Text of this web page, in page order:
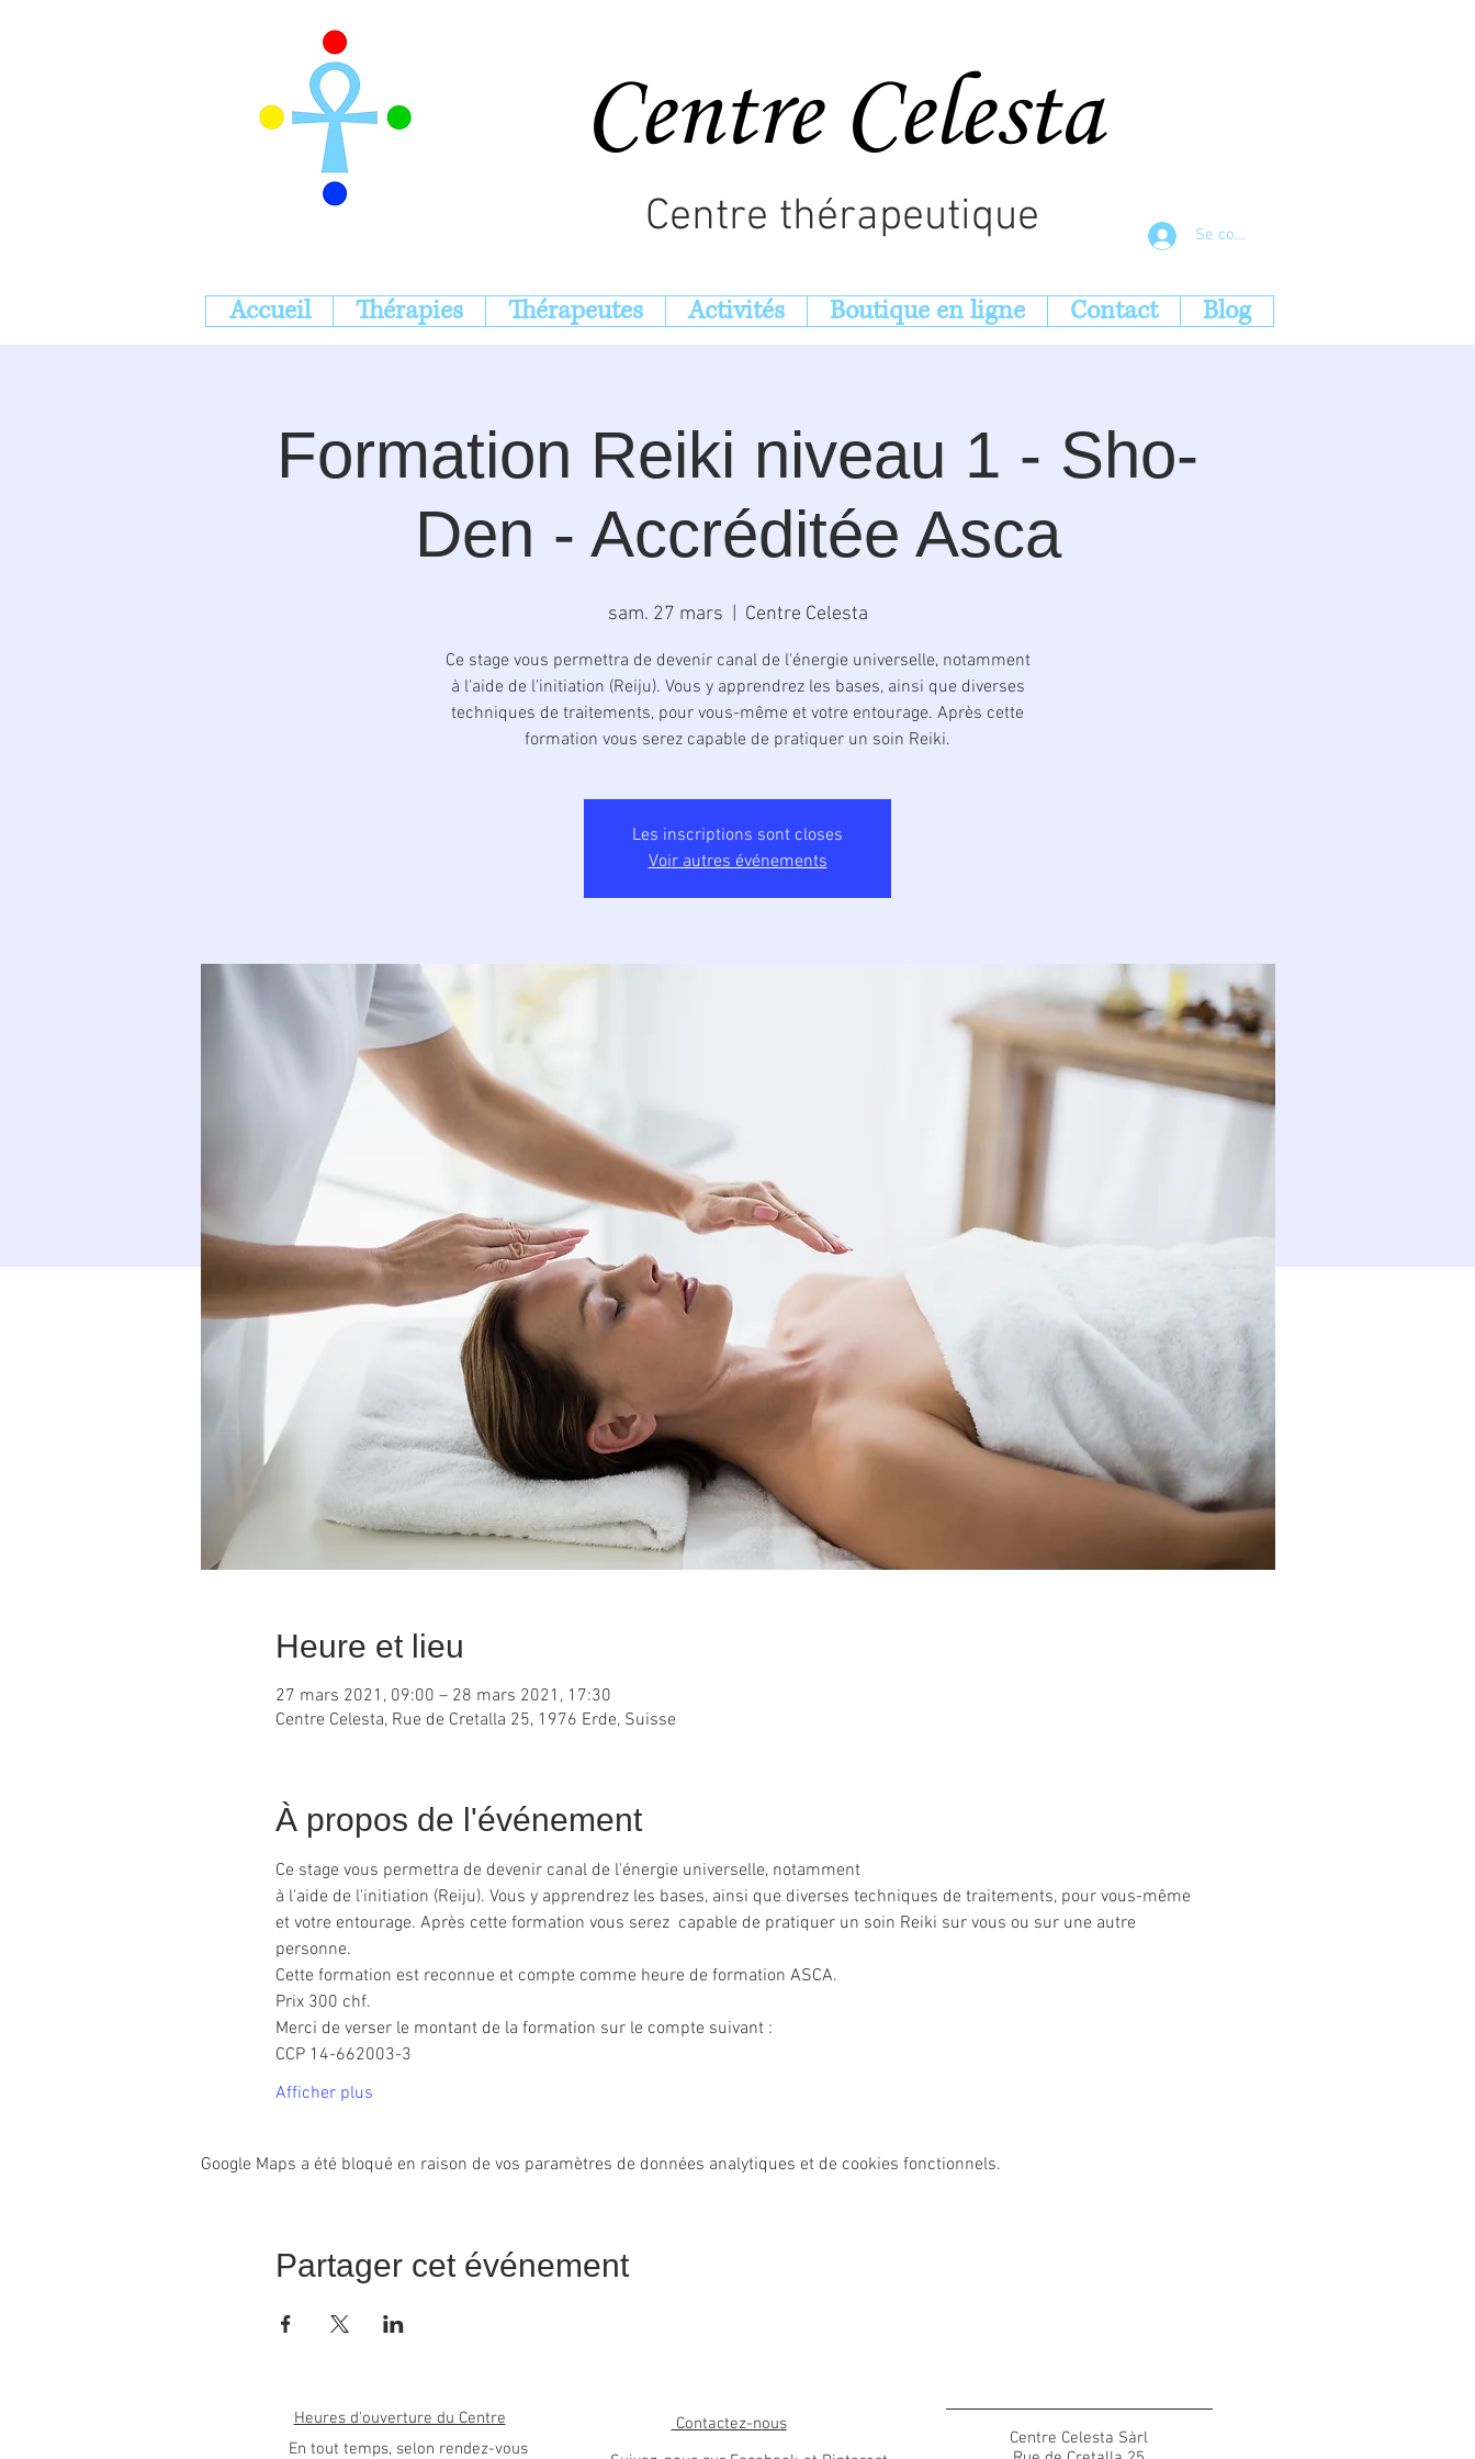
Centre Celesta
Centre thérapeutique Se connecter
Accueil Thérapies Thérapeutes Activités Boutique en ligne Contact Blog
Formation Reiki niveau 1 - Sho-
Den - Accréditée Asca
sam. 27 mars Centre Celesta
Ce stage vous permettra de devenir canal de l'énergie universelle, notamment
à l'aide de l'initiation (Reiju). Vous y apprendrez les bases, ainsi que diverses
techniques de traitements, pour vous-même et votre entourage. Après cette
formation vous serez capable de pratiquer un soin Reiki.
Les inscriptions sont closes
Voir autres événements
Heure et lieu
27 mars 2021, 09:00 – 28 mars 2021, 17:30
Centre Celesta, Rue de Cretalla 25, 1976 Erde, Suisse
À propos de l'événement
Ce stage vous permettra de devenir canal de l'énergie universelle, notamment
à l'aide de l'initiation (Reiju). Vous y apprendrez les bases, ainsi que diverses techniques de traitements, pour vous-même
et votre entourage. Après cette formation vous serez  capable de pratiquer un soin Reiki sur vous ou sur une autre
personne.
Cette formation est reconnue et compte comme heure de formation ASCA.
Prix 300 chf.
Merci de verser le montant de la formation sur le compte suivant :
CCP 14-662003-3
Afficher plus
Google Maps a été bloqué en raison de vos paramètres de données analytiques et de cookies fonctionnels.
Partager cet événement
Contactez-nous
Centre Celesta Sàrl
Heures d'ouverture du Centre
En tout temps, selon rendez-vous